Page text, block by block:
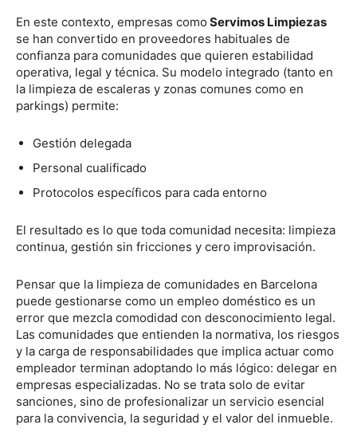
En este contexto, empresas como Servimos Limpiezas
se han convertido en proveedores habituales de
confianza para comunidades que quieren estabilidad
operativa, legal y técnica. Su modelo integrado (tanto en
la limpieza de escaleras y zonas comunes como en
parkings) permite:
Gestión delegada
Personal cualificado
Protocolos específicos para cada entorno
El resultado es lo que toda comunidad necesita: limpieza
continua, gestión sin fricciones y cero improvisación.
Pensar que la limpieza de comunidades en Barcelona
puede gestionarse como un empleo doméstico es un
error que mezcla comodidad con desconocimiento legal.
Las comunidades que entienden la normativa, los riesgos
y la carga de responsabilidades que implica actuar como
empleador terminan adoptando lo más lógico: delegar en
empresas especializadas. No se trata solo de evitar
sanciones, sino de profesionalizar un servicio esencial
para la convivencia, la seguridad y el valor del inmueble.